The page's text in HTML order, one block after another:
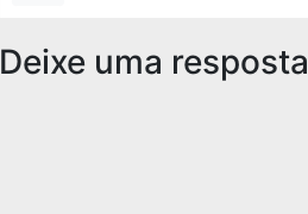
Deixe uma resposta